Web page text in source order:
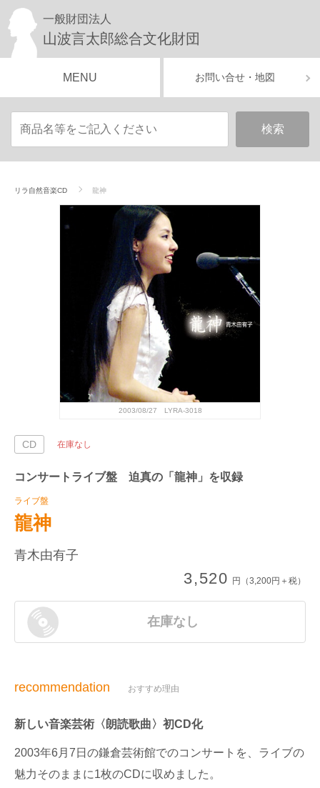
一般財団法人
山波言太郎総合文化財団
MENU お問い合せ・地図
リラ自然音楽CD 龍神
2003/08/27 LYRA-3018
CD 在庫なし
コンサートライブ盤 迫真の「龍神」を収録
ライブ盤
龍神
青木由有子
3,520 円（3,200円＋税）
在庫なし
recommendation おすすめ理由
新しい音楽芸術〈朗読歌曲〉初CD化
2003年6月7日の鎌倉芸術館でのコンサートを、ライブの
魅力そのままに1枚のCDに収めました。